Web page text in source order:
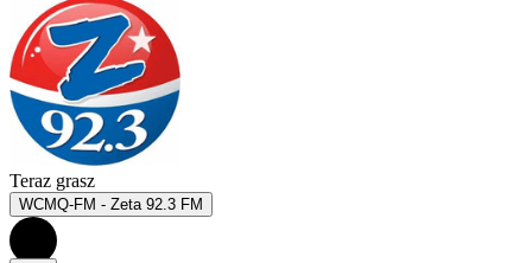
Teraz grasz
WCMQ-FM - Zeta 92.3 FM